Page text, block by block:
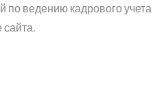
по ведению кадрового учета
сайта.